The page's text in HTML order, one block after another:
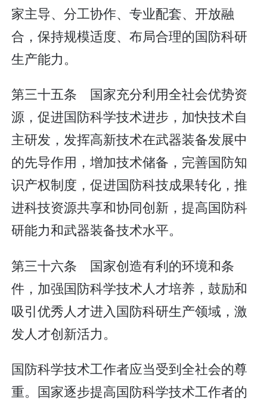
家主导、分工协作、专业配套、开放融
合，保持规模适度、布局合理的国防科研
生产能力。
第三十五条 国家充分利用全社会优势资
源，促进国防科学技术进步，加快技术自
主研发，发挥高新技术在武器装备发展中
的先导作用，增加技术储备，完善国防知
识产权制度，促进国防科技成果转化，推
进科技资源共享和协同创新，提高国防科
研能力和武器装备技术水平。
第三十六条 国家创造有利的环境和条
件，加强国防科学技术人才培养，鼓励和
吸引优秀人才进入国防科研生产领域，激
发人才创新活力。
国防科学技术工作者应当受到全社会的尊
重。国家逐步提高国防科学技术工作者的